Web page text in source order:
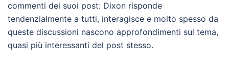
commenti dei suoi post: Dixon risponde
tendenzialmente a tutti, interagisce e molto spesso da
queste discussioni nascono approfondimenti sul tema,
quasi più interessanti del post stesso.